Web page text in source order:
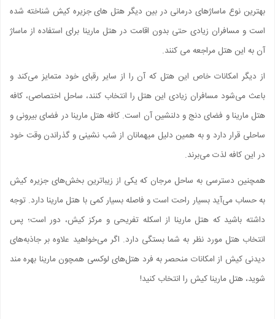
بهترین نوع ماساژهای درمانی در بین دیگر هتل های جزیره کیش شناخته شده
است و مسافران زیادی حتی بدون اقامت در هتل مارینا برای استفاده از ماساژ
آن به این هتل مراجعه می کنند.
از دیگر امکانات خاص این هتل که آن را از سایر رقبای خود متمایز می‌کند و
باعث می‌شود مسافران زیادی این هتل را انتخاب کنند، ساحل اختصاصی، کافه
هتل مارینا و فضای دنج و دلنشین آن است. کافه هتل مارینا در فضای بیرونی و
ساحلی قرار دارد و به همین دلیل میهمانان از شب نشینی و گذراندن وقت خود
در این کافه لذت می‌برند.
همچنین دسترسی به ساحل مرجان که یکی از زیباترین بخش‌های جزیره کیش
به حساب می‌آید بسیار راحت است و فاصله بسیار کمی با هتل مارینا دارد. توجه
داشته باشید که هتل مارینا از اسکله تفریحی و مرکز کیش، دور است؛ پس
انتخاب هتل مورد نظر به شما بستگی دارد. اگر می‌خواهید علاوه بر جاذبه‌های
دیدنی کیش از امکانات منحصر به فرد هتل‌های لوکسی همچون مارینا بهره مند
شوید، هتل مارینا کیش را انتخاب کنید!